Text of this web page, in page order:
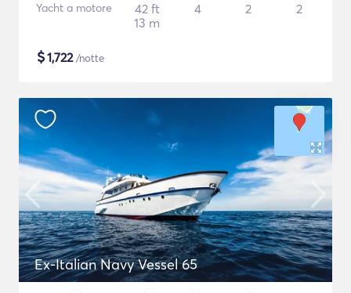
Yacht a motore
42 ft
13 m
4 2 2
$1,722/notte
Ex-Italian Navy Vessel 65